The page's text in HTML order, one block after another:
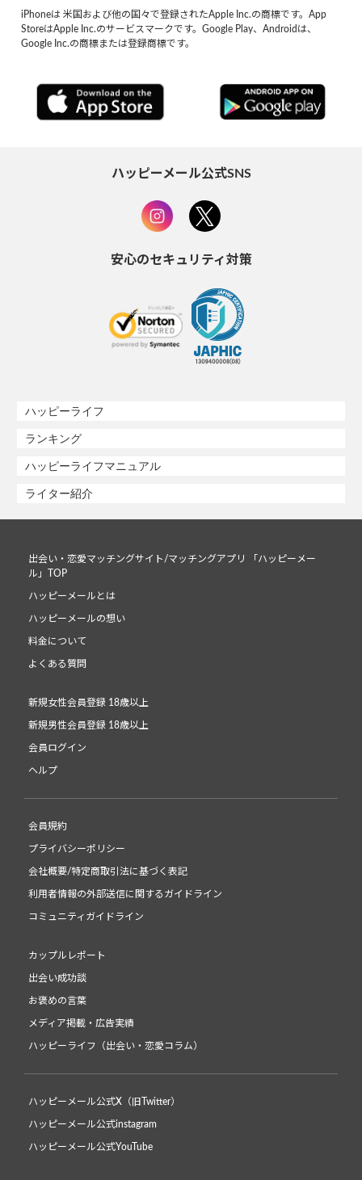
iPhoneは 米国および他の国々で登録されたApple Inc.の商標です。App
StoreはApple Inc.のサービスマークです。Google Play、Androidは、
Google Inc.の商標または登録商標です。
ハッピーメール公式SNS
安心のセキュリティ対策
ハッピーライフ
ランキング
ハッピーライフマニュアル
ライター紹介
出会い・恋愛マッチングサイト/マッチングアプリ 「ハッピーメー
ル」TOP
ハッピーメールとは
ハッピーメールの想い
料金について
よくある質問
新規女性会員登録 18歳以上
新規男性会員登録 18歳以上
会員ログイン
ヘルプ
会員規約
プライバシーポリシー
会社概要/特定商取引法に基づく表記
利用者情報の外部送信に関するガイドライン
コミュニティガイドライン
カップルレポート
出会い成功談
お褒めの言葉
メディア掲載・広告実績
ハッピーライフ（出会い・恋愛コラム）
ハッピーメール公式X（旧Twitter）
ハッピーメール公式instagram
ハッピーメール公式YouTube